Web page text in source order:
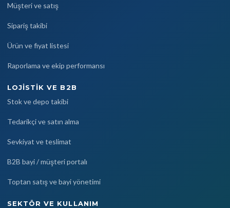
Müşteri ve satış
Sipariş takibi
Ürün ve fiyat listesi
Raporlama ve ekip performansı
LOJISTIK VE B2B
Stok ve depo takibi
Tedarikçi ve satın alma
Sevkiyat ve teslimat
B2B bayi / müşteri portalı
Toptan satış ve bayi yönetimi
SEKTÖR VE KULLANIM